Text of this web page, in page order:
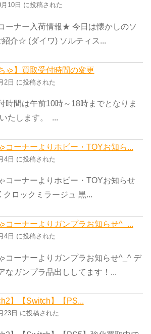
10日 に投稿された
ーナー入荷情報★ 今日は懐かしのソ
紹介☆ (ダイワ) ソルティス...
ゃ】買取受付時間の変更
2日 に投稿された
時間は午前10時～18時までとなりま
たします。 ...
コーナーよりホビー・TOYお知ら...
4日 に投稿された
コーナーよりホビー・TOYお知らせ
ロックミラージュ 黒...
コーナーよりガンプラお知らせ^_...
4日 に投稿された
コーナーよりガンプラお知らせ^_^ デ
なガンプラ品出ししてます！...
】【Switch】【PS...
23日 に投稿された